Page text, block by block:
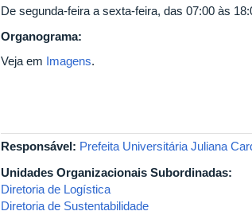
De segunda-feira a sexta-feira, das 07:00 às
Organograma:
Veja em Imagens.
Responsável: Prefeita Universitária Juliana
Unidades Organizacionais Subordinadas:
Diretoria de Logística
Diretoria de Sustentabilidade